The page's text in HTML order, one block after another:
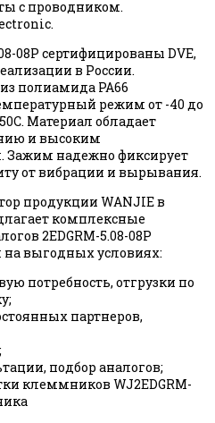
с проводником.
08P сертифицированы DVE,
в России.
полиамида PA66
режим от -40 до
Материал обладает
и высоким
Зажим надежно фиксирует
от вибрации и вырывания.
продукции WANJIE в
комплексные
2EDGRM-5.08-08P
выгодных условиях:
потребность, отгрузки по
партнеров,
подбор аналогов;
клеммников WJ2EDGRM-